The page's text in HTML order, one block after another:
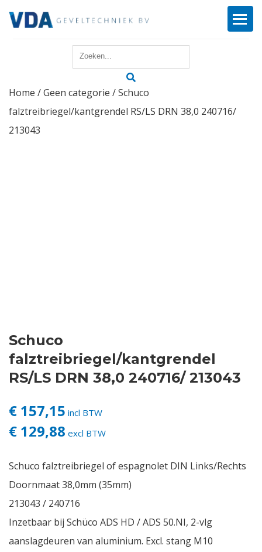
Reparatie
Onderhoud
Vacatures
Home /Geen categorie / Schuco
falztreibriegel/kantgrendel RS/LS DRN 38,0 240716/
213043
Schuco
falztreibriegel/kantgrendel
RS/LS DRN 38,0 240716/ 213043
€ 157,15 incl BTW
€ 129,88 excl BTW
Schuco falztreibriegel of espagnolet DIN Links/Rechts
Doornmaat 38,0mm (35mm)
213043 / 240716
Inzetbaar bij Schüco ADS HD / ADS 50.NI, 2-vlg
aanslagdeuren van aluminium. Excl. stang M10